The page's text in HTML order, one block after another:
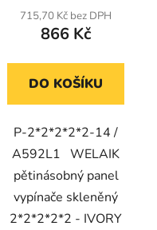
715,70 Kč bez DPH
866 Kč
DO KOŠÍKU
P-2*2*2*2*2-14 /
A592L1 WELAIK
pětinásobný panel
vypínače skleněný
2*2*2*2*2 - IVORY